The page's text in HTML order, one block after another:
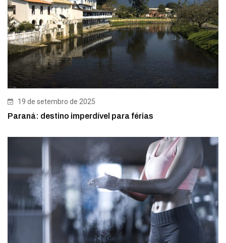
19 de setembro de 2025
Paraná: destino imperdível para férias